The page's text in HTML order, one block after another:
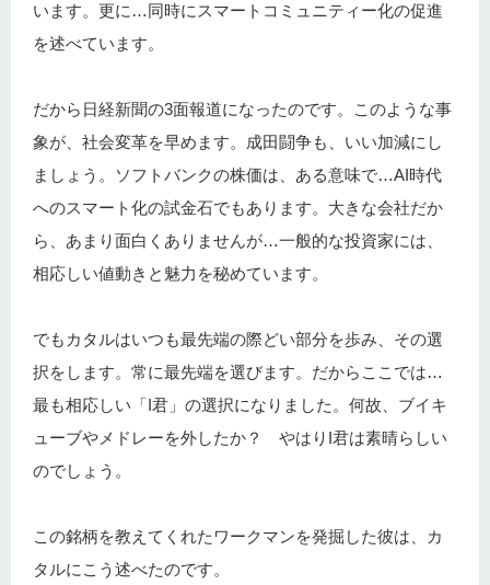
います。更に…同時にスマートコミュニティー化の促進
を述べています。
だから日経新聞の3面報道になったのです。このような事
象が、社会変革を早めます。成田闘争も、いい加減にし
ましょう。ソフトバンクの株価は、ある意味で…AI時代
へのスマート化の試金石でもあります。大きな会社だか
ら、あまり面白くありませんが…一般的な投資家には、
相応しい値動きと魅力を秘めています。
でもカタルはいつも最先端の際どい部分を歩み、その選
択をします。常に最先端を選びます。だからここでは…
最も相応しい「I君」の選択になりました。何故、ブイキ
ューブやメドレーを外したか？ やはりI君は素晴らしい
のでしょう。
この銘柄を教えてくれたワークマンを発掘した彼は、カ
タルにこう述べたのです。